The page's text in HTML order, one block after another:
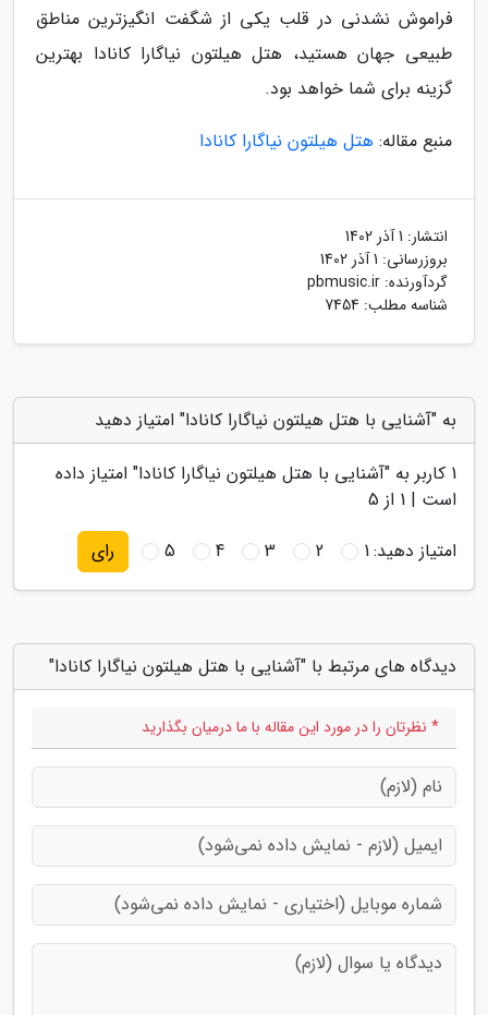
فراموش نشدنی در قلب یکی از شگفت انگیزترین مناطق
طبیعی جهان هستید، هتل هیلتون نیاگارا کانادا بهترین
گزینه برای شما خواهد بود.
منبع مقاله: هتل هیلتون نیاگارا کانادا
انتشار: 1 آذر 1402
بروزرسانی: 1 آذر 1402
گردآورنده: pbmusic.ir
شناسه مطلب: 7454
به "آشنایی با هتل هیلتون نیاگارا کانادا" امتیاز دهید
1 کاربر به "آشنایی با هتل هیلتون نیاگارا کانادا" امتیاز داده
است | 1 از 5
امتیاز دهید:1
2
3
4
5 رای
دیدگاه های مرتبط با "آشنایی با هتل هیلتون نیاگارا کانادا"
* نظرتان را در مورد این مقاله با ما درمیان بگذارید